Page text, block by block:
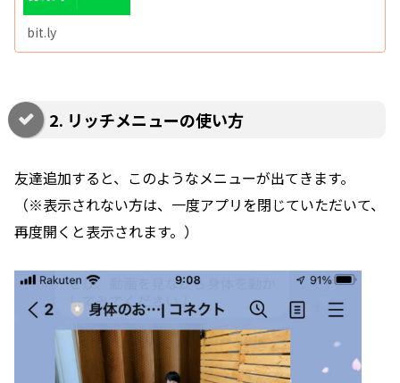
bit.ly
2. リッチメニューの使い方
友達追加すると、このようなメニューが出てきます。
（※表示されない方は、一度アプリを閉じていただいて、
再度開くと表示されます。）